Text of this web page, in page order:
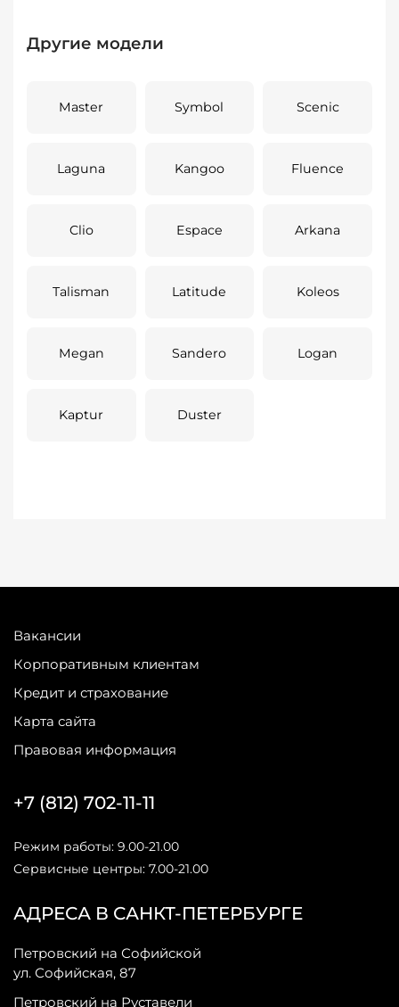
Другие модели
Master Symbol Scenic
Laguna Kangoo Fluence
Clio Espace Arkana
Talisman Latitude Koleos
Megan Sandero Logan
Kaptur Duster
Вакансии
Корпоративным клиентам
Кредит и страхование
Карта сайта
Правовая информация
АДРЕСА В САНКТ-ПЕТЕРБУРГЕ
Петровский на Софийской
ул. Софийская, 87
Петровский на Руставели
+7 (812) 702-11-11
Режим работы: 9.00-21.00
Сервисные центры: 7.00-21.00